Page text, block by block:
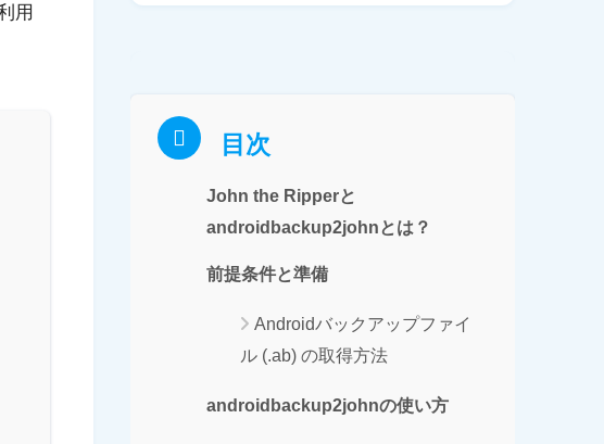
用
目次
John the Ripperと
androidbackup2johnとは？
前提条件と準備
Androidバックアップファイ
ル (.ab) の取得方法
androidbackup2johnの使い方